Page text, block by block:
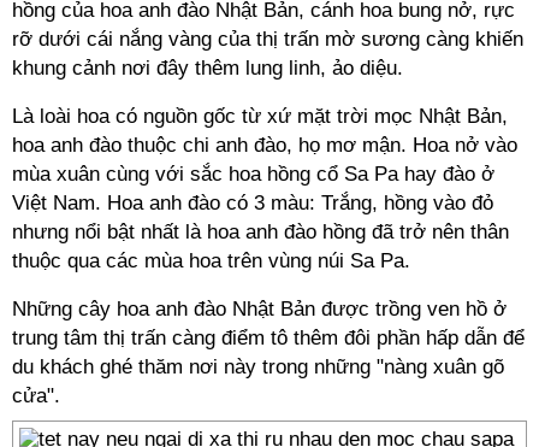
hồng của hoa anh đào Nhật Bản, cánh hoa bung nở, rực
rỡ dưới cái nắng vàng của thị trấn mờ sương càng khiến
khung cảnh nơi đây thêm lung linh, ảo diệu.
Là loài hoa có nguồn gốc từ xứ mặt trời mọc Nhật Bản,
hoa anh đào thuộc chi anh đào, họ mơ mận. Hoa nở vào
mùa xuân cùng với sắc hoa hồng cổ Sa Pa hay đào ở
Việt Nam. Hoa anh đào có 3 màu: Trắng, hồng vào đỏ
nhưng nổi bật nhất là hoa anh đào hồng đã trở nên thân
thuộc qua các mùa hoa trên vùng núi Sa Pa.
Những cây hoa anh đào Nhật Bản được trồng ven hồ ở
trung tâm thị trấn càng điểm tô thêm đôi phần hấp dẫn để
du khách ghé thăm nơi này trong những "nàng xuân gõ
cửa".